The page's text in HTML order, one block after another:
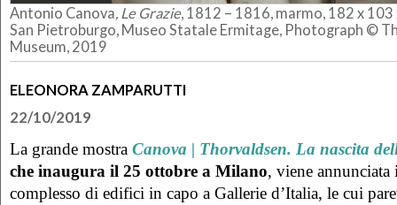
Antonio Canova, Le Grazie, 1812 – 1816, marmo, 182 x 103
San Pietroburgo, Museo Statale Ermitage, Photograph ©
Museum, 2019
ELEONORA ZAMPARUTTI
22/10/2019
La grande mostra Canova | Thorvaldsen. La nascita
che inaugura il 25 ottobre a Milano, viene annunciata
complesso di edifici in capo a Gallerie d’Italia, le cui